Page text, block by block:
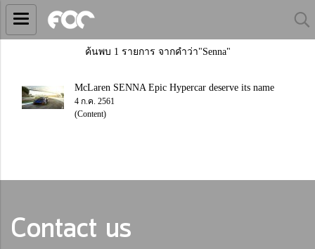
ค้นพบ 1 รายการ จากคำว่า"Senna"
McLaren SENNA Epic Hypercar deserve its name
4 ก.ค. 2561
(Content)
Contact us